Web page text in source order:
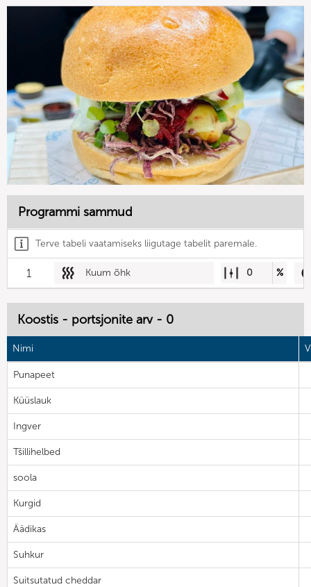
Programmi sammud
Terve tabeli vaatamiseks liigutage tabelit paremale.
1 Kuum õhk 0 %
Koostis - portsjonite arv - 0
Nimi
Punapeet
Küüslauk
Ingver
Tšillihelbed
soola
Kurgid
Äädikas
Suhkur
Suitsutatud cheddar